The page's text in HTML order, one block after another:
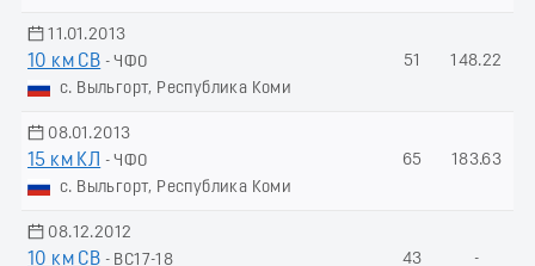
11.01.2013
10 км СВ - ЧФО
с. Выльгорт, Республика Коми
51 148.22
08.01.2013
15 км КЛ
- ЧФО
с. Выльгорт, Республика Коми
65 183.63
08.12.2012
10 км СВ - ВС17-18
43 -